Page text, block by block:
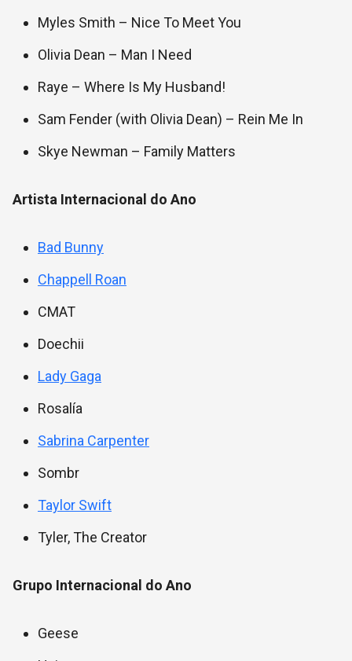
Myles Smith – Nice To Meet You
Olivia Dean – Man I Need
Raye – Where Is My Husband!
Sam Fender (with Olivia Dean) – Rein Me In
Skye Newman – Family Matters
Artista Internacional do Ano
Bad Bunny
Chappell Roan
CMAT
Doechii
Lady Gaga
Rosalía
Sabrina Carpenter
Sombr
Taylor Swift
Tyler, The Creator
Grupo Internacional do Ano
Geese